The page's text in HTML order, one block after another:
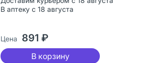
В аптеку с 18 августа
Цена 891 ₽
В корзину